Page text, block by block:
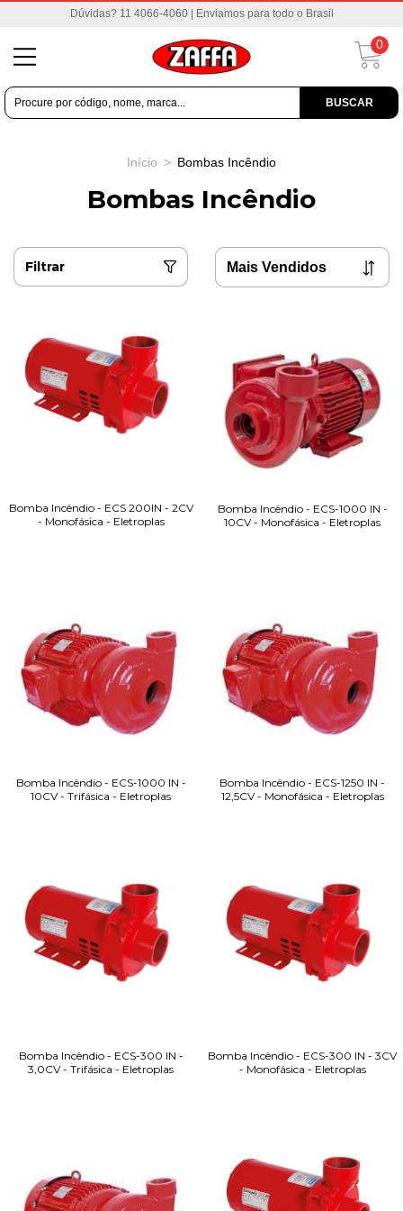
Dúvidas? 11 4066-4060 | Enviamos para todo o Brasil
BUSCAR
0
Início > Bombas Incêndio
Bombas Incêndio
Filtrar
Bomba Incêndio - ECS 200IN - 2CV
- Monofásica - Eletroplas
Bomba Incêndio - ECS-1000 IN -
10CV - Monofásica - Eletroplas
Bomba Incêndio - ECS-1000 IN -
10CV - Trifásica - Eletroplas
Bomba Incêndio - ECS-1250 IN -
12,5CV - Monofásica - Eletroplas
Bomba Incêndio - ECS-300 IN -
3,0CV - Trifásica - Eletroplas
Bomba Incêndio - ECS-300 IN - 3CV
- Monofásica - Eletroplas